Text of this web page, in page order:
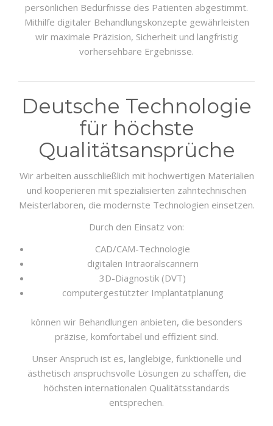
persönlichen Bedürfnisse des Patienten abgestimmt.
Mithilfe digitaler Behandlungskonzepte gewährleisten
wir maximale Präzision, Sicherheit und langfristig
vorhersehbare Ergebnisse.
Deutsche Technologie
für höchste
Qualitätsansprüche
Wir arbeiten ausschließlich mit hochwertigen Materialien
und kooperieren mit spezialisierten zahntechnischen
Meisterlaboren, die modernste Technologien einsetzen.
Durch den Einsatz von:
CAD/CAM-Technologie
digitalen Intraoralscannern
3D-Diagnostik (DVT)
computergestützter Implantatplanung
können wir Behandlungen anbieten, die besonders
präzise, komfortabel und effizient sind.
Unser Anspruch ist es, langlebige, funktionelle und
ästhetisch anspruchsvolle Lösungen zu schaffen, die
höchsten internationalen Qualitätsstandards
entsprechen.